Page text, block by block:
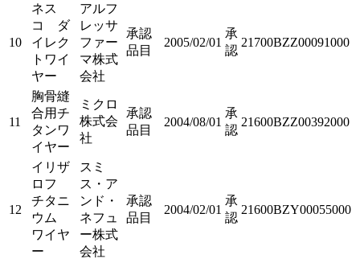
10
ネス
コ ダ
イレク
トワイ
ヤー
アルフ
レッサ
ファー
マ株式
会社
承認
品目
2005/02/01
承
認
21700BZZ00091000
11
胸骨縫
合用チ
タンワ
イヤー
ミクロ
株式会
社
承認
品目
2004/08/01
承
認
21600BZZ00392000
12
イリザ
ロフ
チタニ
ウム
ワイヤ
ー
スミ
ス・ア
ンド・
ネフュ
ー株式
会社
承認
品目
2004/02/01
承
認
21600BZY00055000